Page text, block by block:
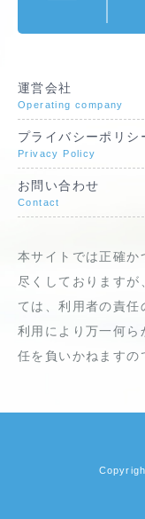
運営会社
Operating company
プライバシーポリシ
Privacy Policy
お問い合わせ
Contact
本サイトでは正確か
尽くしております
ては、利用者の責
利用により万一何ら
任を負いかねますの